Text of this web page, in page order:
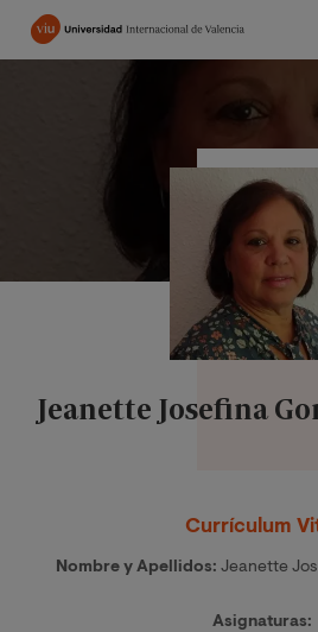
Pasar
Jeanette Josefina
Currículum
Nombre y Apellidos: Jeanette
Asignaturas: